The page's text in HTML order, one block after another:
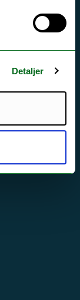
Detaljer